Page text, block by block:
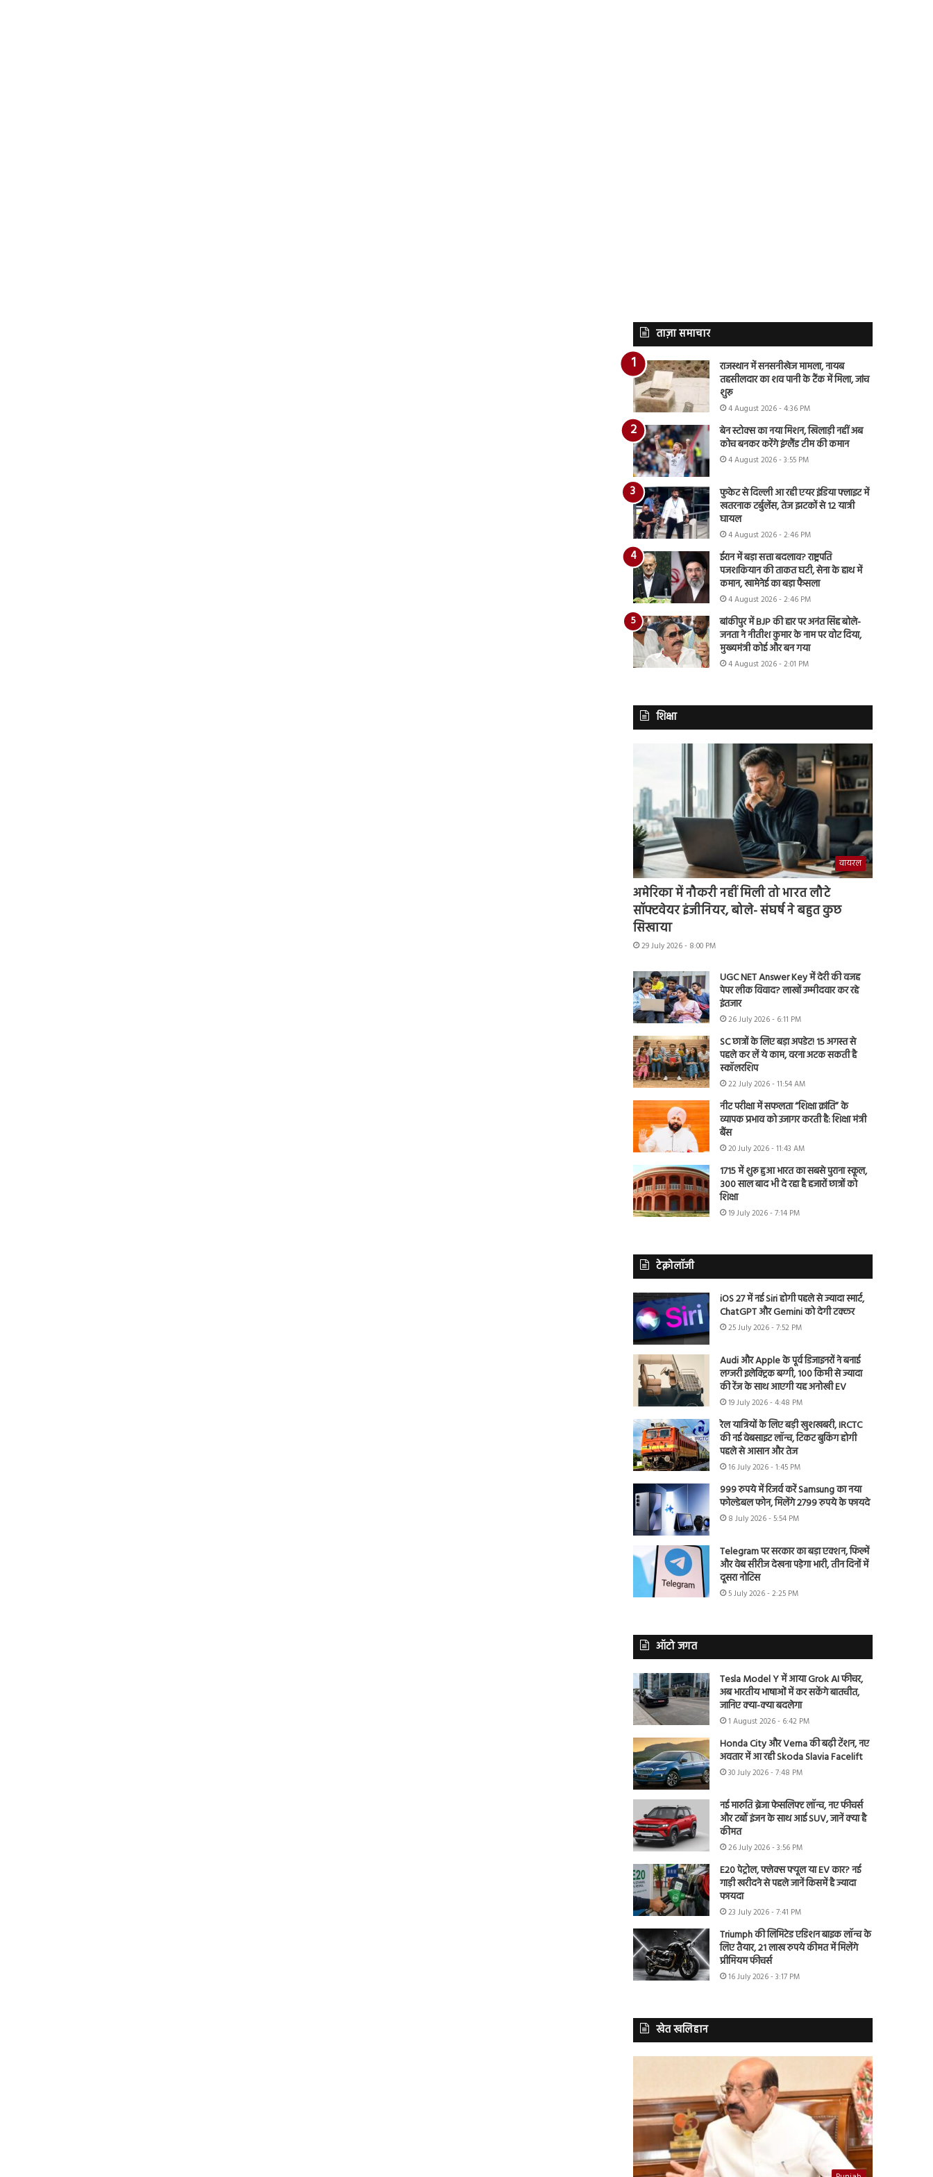
ताज़ा समाचार
राजस्थान में सनसनीखेज मामला, नायब
तहसीलदार का शव पानी के टैंक में मिला, जांच
शुरू
4 August 2026 - 4:36 PM
बेन स्टोक्स का नया मिशन, खिलाड़ी नहीं अब
कोच बनकर करेंगे इंग्लैंड टीम की कमान
4 August 2026 - 3:55 PM
फुकेट से दिल्ली आ रही एयर इंडिया फ्लाइट में
खतरनाक टर्बुलेंस, तेज झटकों से 12 यात्री
घायल
4 August 2026 - 2:46 PM
ईरान में बड़ा सत्ता बदलाव? राष्ट्रपति
पजशकियान की ताकत घटी, सेना के हाथ में
कमान, खामेनेई का बड़ा फैसला
4 August 2026 - 2:46 PM
बांकीपुर में BJP की हार पर अनंत सिंह बोले-
जनता ने नीतीश कुमार के नाम पर वोट दिया,
मुख्यमंत्री कोई और बन गया
4 August 2026 - 2:01 PM
शिक्षा
वायरल
अमेरिका में नौकरी नहीं मिली तो भारत लौटे
सॉफ्टवेयर इंजीनियर, बोले- संघर्ष ने बहुत कुछ
सिखाया
29 July 2026 - 8:00 PM
UGC NET Answer Key में देरी की वजह
पेपर लीक विवाद? लाखों उम्मीदवार कर रहे
इंतजार
26 July 2026 - 6:11 PM
SC छात्रों के लिए बड़ा अपडेट! 15 अगस्त से
पहले कर लें ये काम, वरना अटक सकती है
स्कॉलरशिप
22 July 2026 - 11:54 AM
नीट परीक्षा में सफलता “शिक्षा क्रांति” के
व्यापक प्रभाव को उजागर करती है: शिक्षा मंत्री
बैंस
20 July 2026 - 11:43 AM
1715 में शुरू हुआ भारत का सबसे पुराना स्कूल,
300 साल बाद भी दे रहा है हजारों छात्रों को
शिक्षा
19 July 2026 - 7:14 PM
टेक्नोलॉजी
iOS 27 में नई Siri होगी पहले से ज्यादा स्मार्ट,
ChatGPT और Gemini को देगी टक्कर
25 July 2026 - 7:52 PM
Audi और Apple के पूर्व डिजाइनरों ने बनाई
लग्जरी इलेक्ट्रिक बग्गी, 100 किमी से ज्यादा
की रेंज के साथ आएगी यह अनोखी EV
19 July 2026 - 4:48 PM
रेल यात्रियों के लिए बड़ी खुशखबरी, IRCTC
की नई वेबसाइट लॉन्च, टिकट बुकिंग होगी
पहले से आसान और तेज
16 July 2026 - 1:45 PM
999 रुपये में रिजर्व करें Samsung का नया
फोल्डेबल फोन, मिलेंगे 2799 रुपये के फायदे
8 July 2026 - 5:54 PM
Telegram पर सरकार का बड़ा एक्शन, फिल्में
और वेब सीरीज देखना पड़ेगा भारी, तीन दिनों में
दूसरा नोटिस
5 July 2026 - 2:25 PM
ऑटो जगत
Tesla Model Y में आया Grok AI फीचर,
अब भारतीय भाषाओं में कर सकेंगे बातचीत,
जानिए क्या-क्या बदलेगा
1 August 2026 - 6:42 PM
Honda City और Verna की बढ़ी टेंशन, नए
अवतार में आ रही Skoda Slavia Facelift
30 July 2026 - 7:48 PM
नई मारुति ब्रेजा फेसलिफ्ट लॉन्च, नए फीचर्स
और टर्बो इंजन के साथ आई SUV, जानें क्या है
कीमत
26 July 2026 - 3:56 PM
E20 पेट्रोल, फ्लेक्स फ्यूल या EV कार? नई
गाड़ी खरीदने से पहले जानें किसमें है ज्यादा
फायदा
23 July 2026 - 7:41 PM
Triumph की लिमिटेड एडिशन बाइक लॉन्च के
लिए तैयार, 21 लाख रुपये कीमत में मिलेंगे
प्रीमियम फीचर्स
16 July 2026 - 3:17 PM
खेत खलिहान